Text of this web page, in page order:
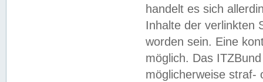
handelt es sich
Inhalte der verlinkten
worden sein. Eine
möglich. Das
möglicherweise straf-